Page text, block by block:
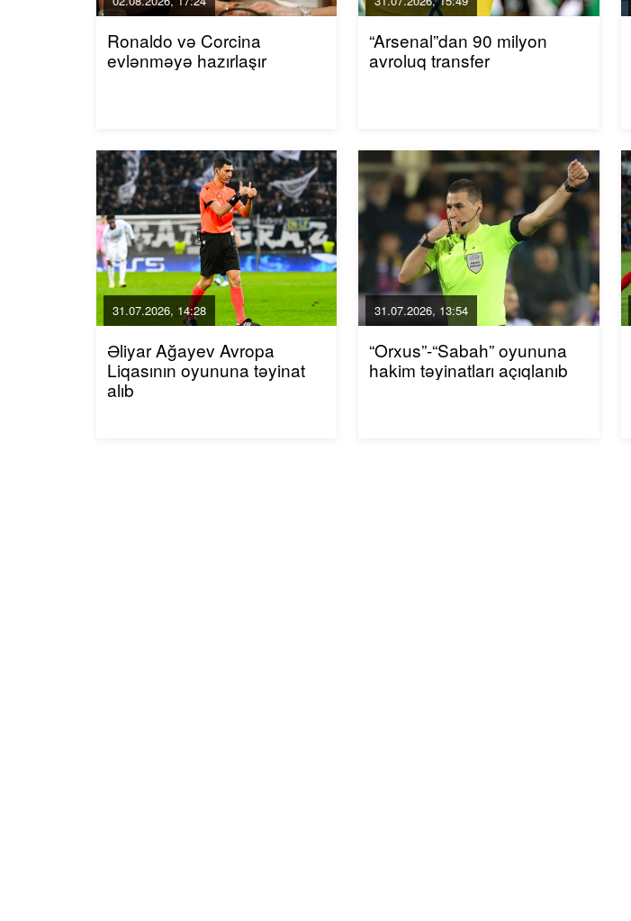
Ronaldo və Corcina
evlənməyə hazırlaşır
“Arsenal”dan 90 milyon
avroluq transfer
31.07.2026, 14:28
Əliyar Ağayev Avropa
Liqasının oyununa təyinat
alıb
31.07.2026, 13:54
“Orxus”-“Sabah” oyununa
hakim təyinatları açıqlanıb